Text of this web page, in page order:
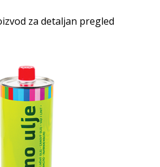
za detaljan pregled